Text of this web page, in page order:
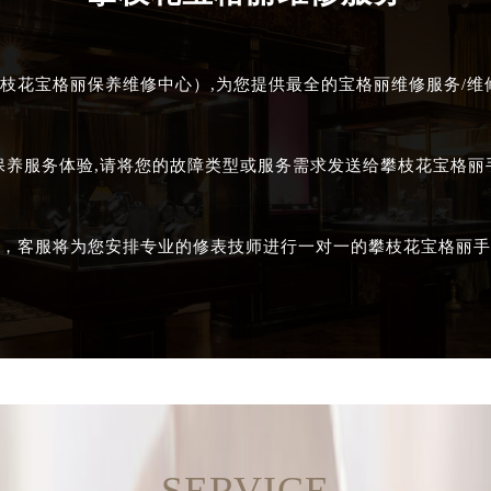
花宝格丽保养维修中心）,为您提供最全的宝格丽维修服务/
服务体验,请将您的故障类型或服务需求发送给攀枝花宝格
客服将为您安排专业的修表技师进行一对一的攀枝花宝格丽